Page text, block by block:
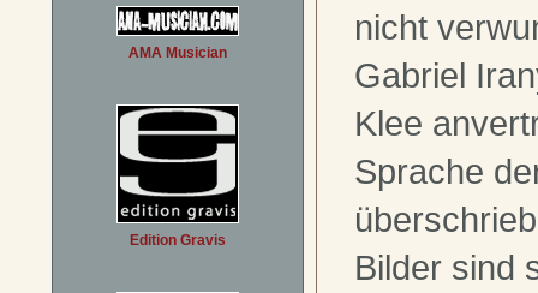
AMA Musician
Edition Gravis
nicht
Gabriel
Klee
Sprache
Bilder sind